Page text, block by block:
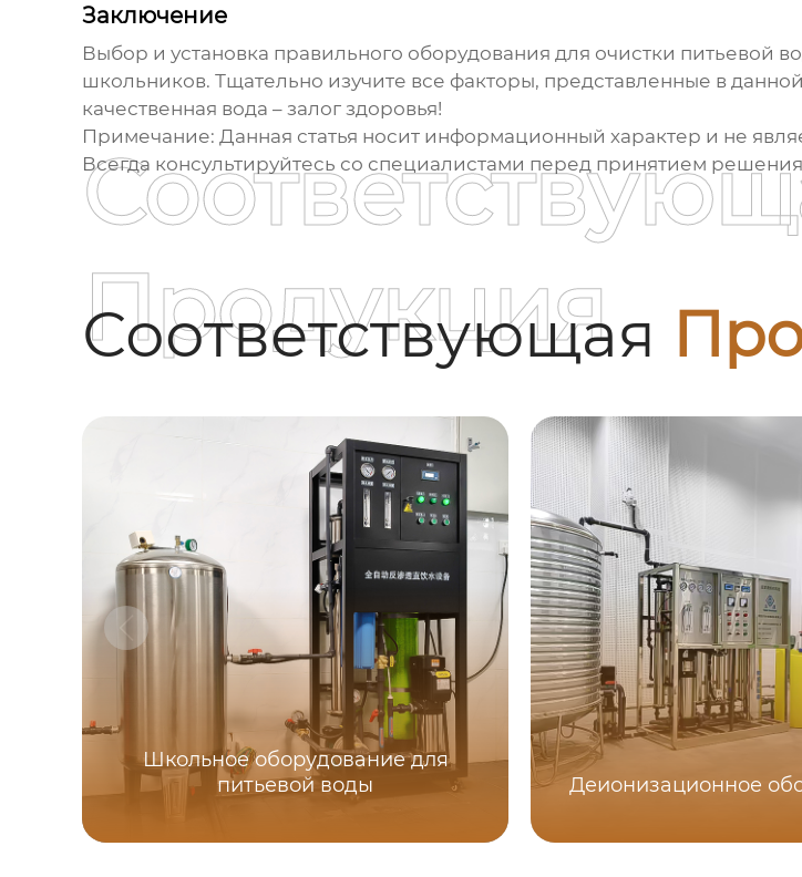
Заключение
Выбор и установка правильного оборудования для очистки питьевой
школьников. Тщательно изучите все факторы, представленные в
качественная вода – залог здоровья!
Примечание: Данная статья носит информационный характер и не
Всегда консультируйтесь со специалистами перед принятием
Соответствующая
Продукция
Школьное оборудование для
питьевой воды
Деионизационное